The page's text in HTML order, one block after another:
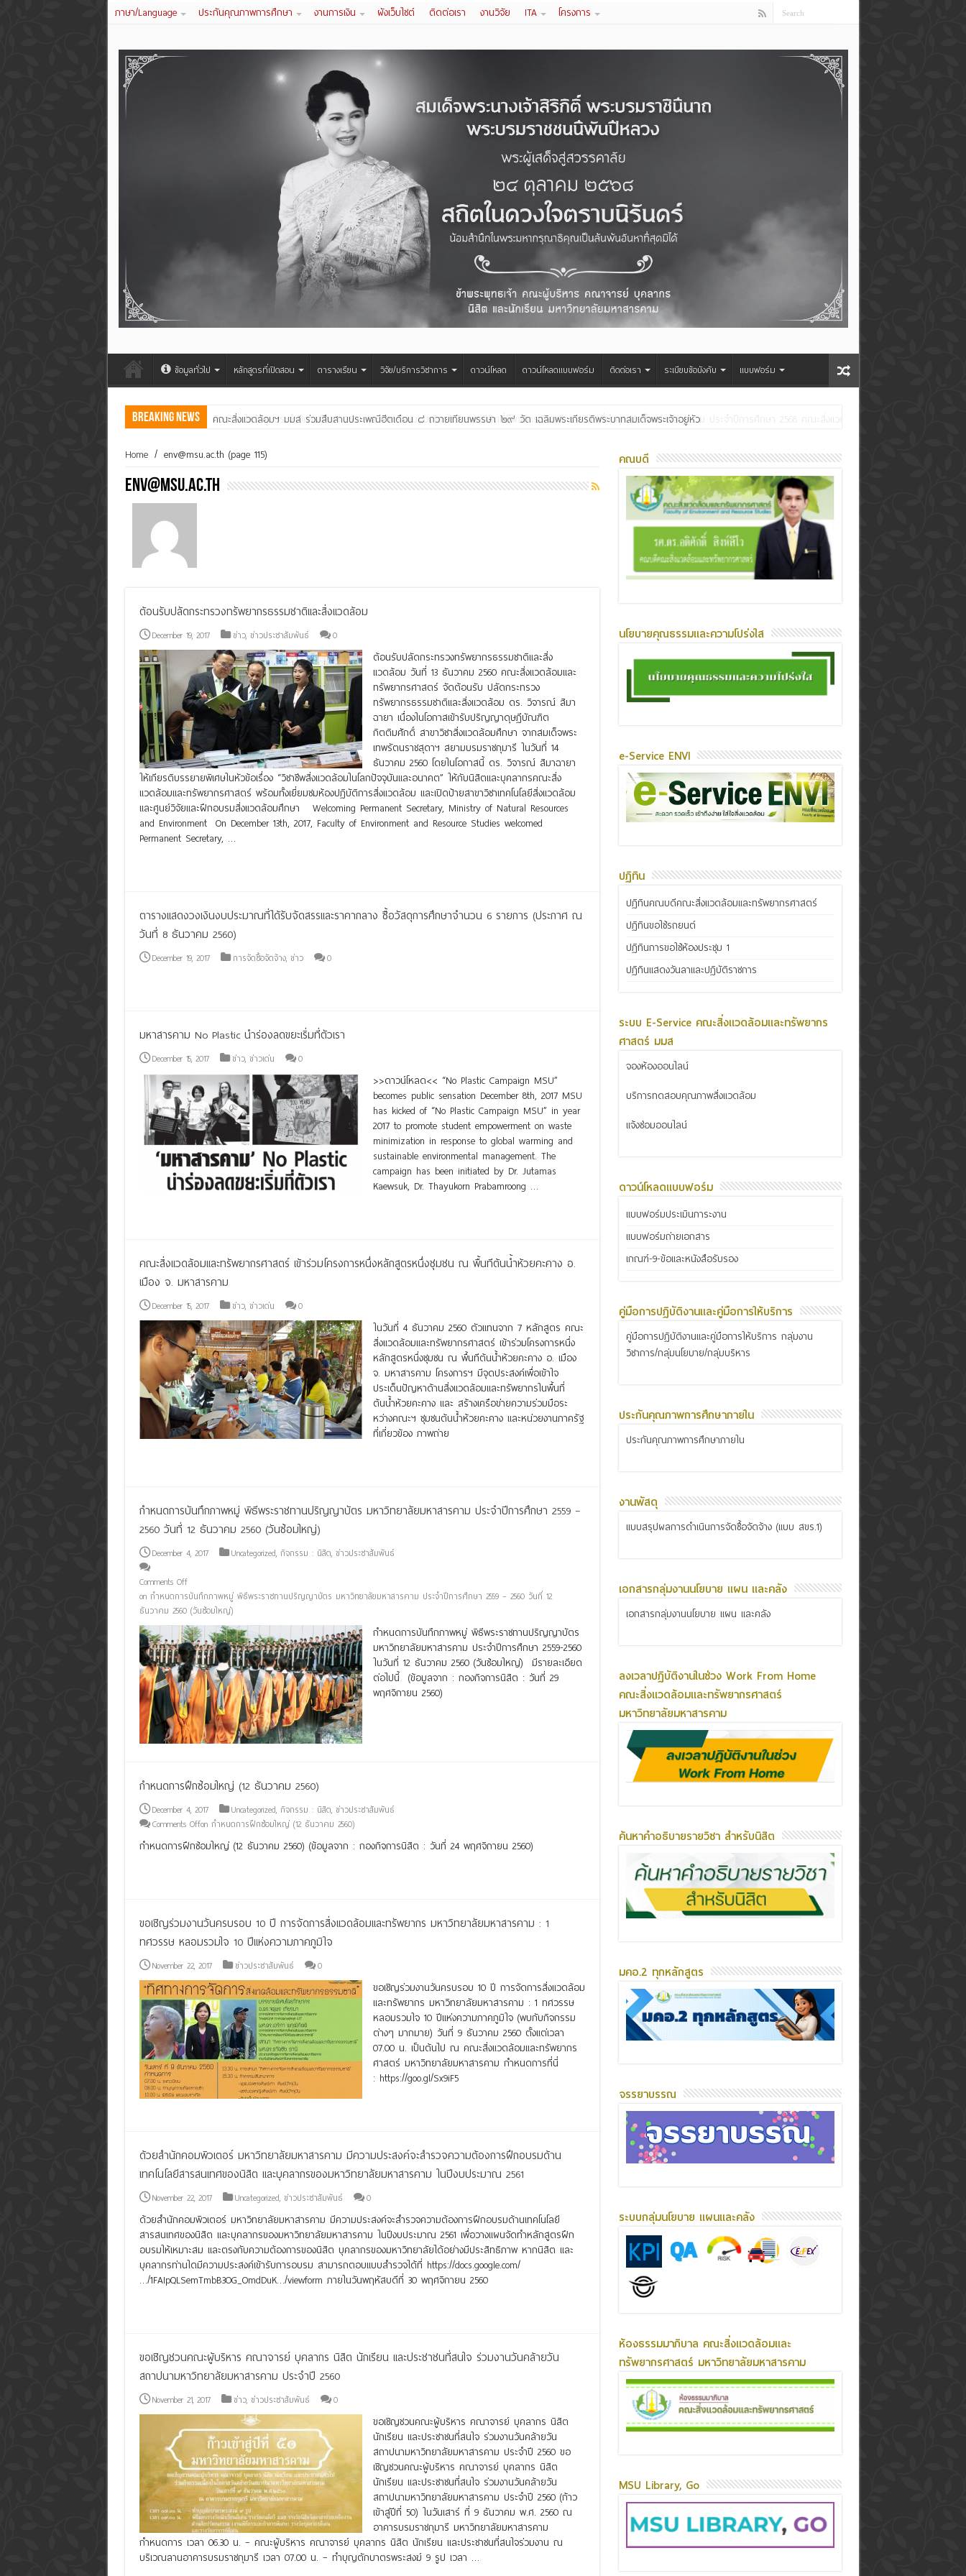
ภาษา/Language ประกันคุณภาพการศึกษา งานการเงิน ผังเว็บไซต์ ติดต่อเรา งานวิจัย ITA โครงการ
ข้อมูลทั่วไป หลักสูตรที่เปิดสอน ตารางเรียน วิจัย/บริการวิชาการ ดาวน์โหลด ดาวน์โหลดแบบฟอร์ม ติดต่อเรา ระเบียบข้อบังคับ แบบฟอร์ม
Breaking News คณะสิ่งแวดล้อมฯ มมส ร่วมสืบสานประเพณีฮีตเดือน ๘ ถวายเทียนพรรษา ๒๙ วัด เฉลิมพระเกียรติพระบาทสมเด็จพระเจ้าอยู่หัว
Home / env@msu.ac.th (page 115)
env@msu.ac.th
ต้อนรับปลัดกระทรวงทรัพยากรธรรมชาติและสิ่งแวดล้อม
December 19, 2017 ข่าว, ข่าวประชาสัมพันธ์ 0
ต้อนรับปลัดกระทรวงทรัพยากรธรรมชาติและสิ่ง
แวดล้อม วันที่ 13 ธันวาคม 2560 คณะสิ่งแวดล้อมและ
ทรัพยากรศาสตร์ จัดต้อนรับ ปลัดกระทรวง
ทรัพยากรธรรมชาติและสิ่งแวดล้อม ดร. วิจารณ์ สิมา
ฉายา เนื่องในโอกาสเข้ารับปริญญาดุษฎีบัณฑิต
กิตติมศักดิ์ สาขาวิชาสิ่งแวดล้อมศึกษา จากสมเด็จพระ
เทพรัตนราชสุดาฯ สยามบรมราชกุมารี ในวันที่ 14
ธันวาคม 2560 โดยในโอกาสนี้ ดร. วิจารณ์ สิมาฉายา
ให้เกียรติบรรยายพิเศษในหัวข้อเรื่อง “วิชาชีพสิ่งแวดล้อมในโลกปัจจุบันและอนาคต” ให้กับนิสิตและบุคลากรคณะสิ่ง
แวดล้อมและทรัพยากรศาสตร์ พร้อมทั้งเยี่ยมชมห้องปฏิบัติการสิ่งแวดล้อม และเปิดป้ายสาขาวิชาเทคโนโลยีสิ่งแวดล้อม
และศูนย์วิจัยและฝึกอบรมสิ่งแวดล้อมศึกษา Welcoming Permanent Secretary, Ministry of Natural Resources
and Environment On December 13th, 2017, Faculty of Environment and Resource Studies welcomed
Permanent Secretary, …
ตารางแสดงวงเงินงบประมาณที่ได้รับจัดสรรและราคากลาง ซื้อวัสดุการศึกษาจำนวน 6 รายการ (ประกาศ ณ
วันที่ 8 ธันวาคม 2560)
December 19, 2017 การจัดซื้อจัดจ้าง, ข่าว 0
มหาสารคาม No Plastic นำร่องลดขยะเริ่มที่ตัวเรา
December 15, 2017 ข่าว, ข่าวเด่น 0
>>ดาวน์โหลด<< “No Plastic Campaign MSU”
becomes public sensation December 8th, 2017 MSU
has kicked of “No Plastic Campaign MSU” in year
2017 to promote student empowerment on waste
minimization in response to global warming and
sustainable environmental management. The
campaign has been initiated by Dr. Jutamas
Kaewsuk, Dr. Thayukorn Prabamroong …
คณะสิ่งแวดล้อมและทรัพยากรศาสตร์ เข้าร่วมโครงการหนึ่งหลักสูตรหนึ่งชุมชน ณ พื้นทีต้นน้ำห้วยคะคาง อ.
เมือง จ. มหาสารคาม
December 15, 2017 ข่าว, ข่าวเด่น 0
ในวันที่ 4 ธันวาคม 2560 ตัวแทนจาก 7 หลักสูตร คณะ
สิ่งแวดล้อมและทรัพยากรศาสตร์ เข้าร่วมโครงการหนึ่ง
หลักสูตรหนึ่งชุมชน ณ พื้นทีต้นน้ำห้วยคะคาง อ. เมือง
จ. มหาสารคาม โครงการฯ มีจุดประสงค์เพื่อเข้าใจ
ประเด็นปัญหาด้านสิ่งแวดล้อมและทรัพยากรในพื้นที่
ต้นน้ำห้วยคะคาง และ สร้างเครือข่ายความร่วมมือระ
หว่างคณะฯ ชุมชนต้นน้ำห้วยคะคาง และหน่วยงานภาครัฐ
ที่เกี่ยวข้อง ภาพถ่าย
กำหนดการบันทึกภาพหมู่ พิธีพระราชทานปริญญาบัตร มหาวิทยาลัยมหาสารคาม ประจำปีการศึกษา 2559 –
2560 วันที่ 12 ธันวาคม 2560 (วันซ้อมใหญ่)
December 4, 2017 Uncategorized, กิจกรรม : นิสิต, ข่าวประชาสัมพันธ์
Comments Off
on กำหนดการบันทึกภาพหมู่ พิธีพระราชทานปริญญาบัตร มหาวิทยาลัยมหาสารคาม ประจำปีการศึกษา 2559 – 2560 วันที่ 12
ธันวาคม 2560 (วันซ้อมใหญ่)
กำหนดการบันทึกภาพหมู่ พิธีพระราชทานปริญญาบัตร
มหาวิทยาลัยมหาสารคาม ประจำปีการศึกษา 2559-2560
ในวันที่ 12 ธันวาคม 2560 (วันซ้อมใหญ่) มีรายละเอียด
ต่อไปนี้ (ข้อมูลจาก : กองกิจการนิสิต : วันที่ 29
พฤศจิกายน 2560)
กำหนดการฝึกซ้อมใหญ่ (12 ธันวาคม 2560)
December 4, 2017 Uncategorized, กิจกรรม : นิสิต, ข่าวประชาสัมพันธ์
Comments Offon กำหนดการฝึกซ้อมใหญ่ (12 ธันวาคม 2560)
กำหนดการฝึกซ้อมใหญ่ (12 ธันวาคม 2560) (ข้อมูลจาก : กองกิจการนิสิต : วันที่ 24 พฤศจิกายน 2560)
ขอเชิญร่วมงานวันครบรอบ 10 ปี การจัดการสิ่งแวดล้อมและทรัพยากร มหาวิทยาลัยมหาสารคาม : 1
ทศวรรษ หลอมรวมใจ 10 ปีแห่งความภาคภูมิใจ
November 22, 2017 ข่าวประชาสัมพันธ์ 0
ขอเชิญร่วมงานวันครบรอบ 10 ปี การจัดการสิ่งแวดล้อม
และทรัพยากร มหาวิทยาลัยมหาสารคาม : 1 ทศวรรษ
หลอมรวมใจ 10 ปีแห่งความภาคภูมิใจ (พบกับกิจกรรม
ต่างๆ มากมาย) วันที่ 9 ธันวาคม 2560 ตั้งแต่เวลา
07.00 น. เป็นต้นไป ณ คณะสิ่งแวดล้อมและทรัพยากร
ศาสตร์ มหาวิทยาลัยมหาสารคาม กำหนดการที่นี่
: https://goo.gl/Sx9iF5
ด้วยสำนักคอมพิวเตอร์ มหาวิทยาลัยมหาสารคาม มีความประสงค์จะสำรวจความต้องการฝึกอบรมด้าน
เทคโนโลยีสารสนเทศของนิสิต และบุคลากรของมหาวิทยาลัยมหาสารคาม ในปีงบประมาณ 2561
November 22, 2017 Uncategorized, ข่าวประชาสัมพันธ์ 0
ด้วยสำนักคอมพิวเตอร์ มหาวิทยาลัยมหาสารคาม มีความประสงค์จะสำรวจความต้องการฝึกอบรมด้านเทคโนโลยี
สารสนเทศของนิสิต และบุคลากรของมหาวิทยาลัยมหาสารคาม ในปีงบประมาณ 2561 เพื่อวางแผนจัดทำหลักสูตรฝึก
อบรมให้เหมาะสม และตรงกับความต้องการของนิสิต บุคลากรของมหาวิทยาลัยได้อย่างมีประสิทธิภาพ หากนิสิต และ
บุคลากรท่านใดมีความประสงค์เข้ารับการอบรม สามารถตอบแบบสำรวจได้ที่ https://docs.google.com/
…/1FAIpQLSemTmbB3OG_OmdDuK…/viewform ภายในวันพฤหัสบดีที่ 30 พฤศจิกายน 2560
ขอเชิญชวนคณะผู้บริหาร คณาจารย์ บุคลากร นิสิต นักเรียน และประชาชนที่สนใจ ร่วมงานวันคล้ายวัน
สถาปนามหาวิทยาลัยมหาสารคาม ประจำปี 2560
November 21, 2017 ข่าว, ข่าวประชาสัมพันธ์ 0
ขอเชิญชวนคณะผู้บริหาร คณาจารย์ บุคลากร นิสิต
นักเรียน และประชาชนที่สนใจ ร่วมงานวันคล้ายวัน
สถาปนามหาวิทยาลัยมหาสารคาม ประจำปี 2560 ขอ
เชิญชวนคณะผู้บริหาร คณาจารย์ บุคลากร นิสิต
นักเรียน และประชาชนที่สนใจ ร่วมงานวันคล้ายวัน
สถาปนามหาวิทยาลัยมหาสารคาม ประจำปี 2560 (ก้าว
เข้าสู่ปีที่ 50) ในวันเสาร์ ที่ 9 ธันวาคม พ.ศ. 2560 ณ
อาคารบรมราชกุมารี มหาวิทยาลัยมหาสารคาม
กำหนดการ เวลา 06.30 น. – คณะผู้บริหาร คณาจารย์ บุคลากร นิสิต นักเรียน และประชาชนที่สนใจร่วมงาน ณ
บริเวณลานอาคารบรมราชกุมารี เวลา 07.00 น. – ทำบุญตักบาตรพระสงฆ์ 9 รูป เวลา …
คณบดี
นโยบายคุณธรรมและความโปร่งใส
e-Service ENVI
ปฏิทิน
ปฏิทินคณบดีคณะสิ่งแวดล้อมและทรัพยากรศาสตร์
ปฏิทินขอใช้รถยนต์
ปฏิทินการขอใช้ห้องประชุม 1
ปฏิทินแสดงวันลาและปฏิบัติราชการ
ระบบ E-Service คณะสิ่งแวดล้อมและทรัพยากร
ศาสตร์ มมส
จองห้องออนไลน์
บริการทดสอบคุณภาพสิ่งแวดล้อม
แจ้งซ่อมออนไลน์
ดาวน์โหลดแบบฟอร์ม
แบบฟอร์มประเมินภาระงาน
แบบฟอร์มถ่ายเอกสาร
เกณฑ์-9-ข้อและหนังสือรับรอง
คู่มือการปฏิบัติงานและคู่มือการให้บริการ
คู่มือการปฏิบัติงานและคู่มือการให้บริการ กลุ่มงาน
วิชาการ/กลุ่มนโยบาย/กลุ่มบริหาร
ประกันคุณภาพการศึกษาภายใน
ประกันคุณภาพการศึกษาภายใน
งานพัสดุ
แบบสรุปผลการดำเนินการจัดซื้อจัดจ้าง (แบบ สขร.1)
เอกสารกลุ่มงานนโยบาย แผน และคลัง
เอกสารกลุ่มงานนโยบาย แผน และคลัง
ลงเวลาปฏิบัติงานในช่วง Work From Home
คณะสิ่งแวดล้อมและทรัพยากรศาสตร์
มหาวิทยาลัยมหาสารคาม
ค้นหาคำอธิบายรายวิชา สำหรับนิสิต
มคอ.2 ทุกหลักสูตร
จรรยาบรรณ
ระบบกลุ่มนโยบาย แผนและคลัง
ห้องธรรมมาภิบาล คณะสิ่งแวดล้อมและ
ทรัพยากรศาสตร์ มหาวิทยาลัยมหาสารคาม
MSU Library, Go